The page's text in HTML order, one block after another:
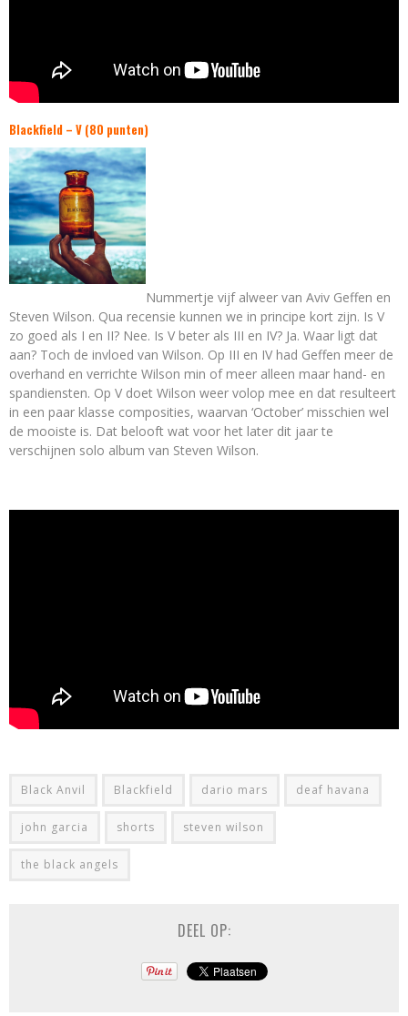
Blackfield – V (80 punten)
Nummertje vijf alweer van Aviv Geffen en
Steven Wilson. Qua recensie kunnen we in principe kort zijn. Is V
zo goed als I en II? Nee. Is V beter als III en IV? Ja. Waar ligt dat
aan? Toch de invloed van Wilson. Op III en IV had Geffen meer de
overhand en verrichte Wilson min of meer alleen maar hand- en
spandiensten. Op V doet Wilson weer volop mee en dat resulteert
in een paar klasse composities, waarvan ‘October’ misschien wel
de mooiste is. Dat belooft wat voor het later dit jaar te
verschijnen solo album van Steven Wilson.
Black Anvil Blackfield dario mars deaf havana
john garcia shorts steven wilson
the black angels
DEEL OP: